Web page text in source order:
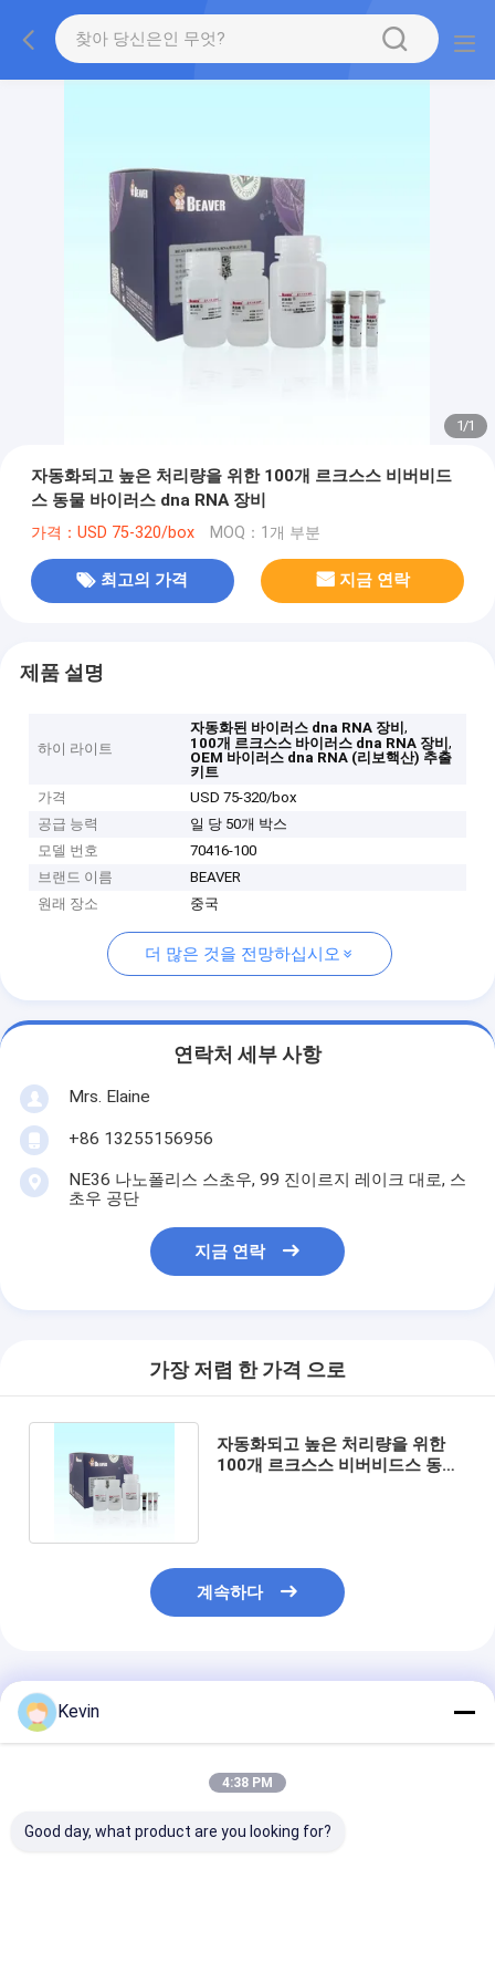
1/1
자동화되고 높은 처리량을 위한 100개 르크스스 비버비드
스 동물 바이러스 dna RNA 장비
가격：USD 75-320/box MOQ：1개 부분
최고의 가격 지금 연락
제품 설명
하이 라이트
자동화된 바이러스 dna RNA 장비,
100개 르크스스 바이러스 dna RNA 장비,
OEM 바이러스 dna RNA (리보핵산) 추출
키트
가격
USD 75-320/box
공급 능력
일 당 50개 박스
모델 번호
70416-100
브랜드 이름
BEAVER
원래 장소
중국
더 많은 것을 전망하십시오
연락처 세부 사항
Mrs. Elaine
+86 13255156956
NE36 나노폴리스 스초우, 99 진이르지 레이크 대로, 스
초우 공단
지금 연락
가장 저렴 한 가격 으로
자동화되고 높은 처리량을 위한
100개 르크스스 비버비드스 동물
계속하다
추천된 제품
Kevin
4:38 PM
Good day, what product are you looking for?